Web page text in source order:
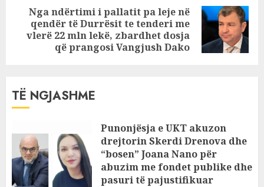
Next
post:
Nga ndërtimi i pallatit pa leje në
qendër të Durrësit te tenderi me
vlerë 22 mln lekë, zbardhet dosja
që prangosi Vangjush Dako
TË NGJASHME
Punonjësja e UKT akuzon
drejtorin Skerdi Drenova dhe
“bosen” Joana Nano për
abuzim me fondet publike dhe
pasuri të pajustifikuar